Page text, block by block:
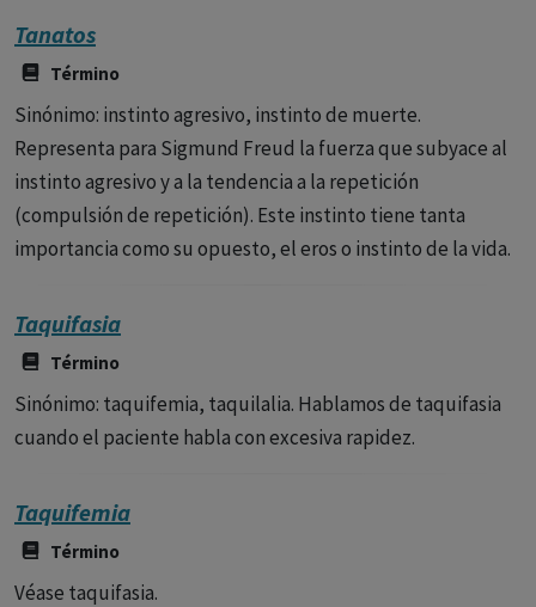
Tanatos
Término
Sinónimo: instinto agresivo, instinto de muerte.
Representa para Sigmund Freud la fuerza que subyace al
instinto agresivo y a la tendencia a la repetición
(compulsión de repetición). Este instinto tiene tanta
importancia como su opuesto, el eros o instinto de la vida.
Taquifasia
Término
Sinónimo: taquifemia, taquilalia. Hablamos de taquifasia
cuando el paciente habla con excesiva rapidez.
Taquifemia
Término
Véase taquifasia.